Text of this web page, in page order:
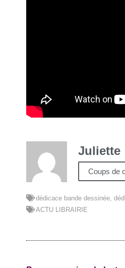
Juliette
Coups de
dédicace bande dessinée ,
ACTU LIBRAIRIE